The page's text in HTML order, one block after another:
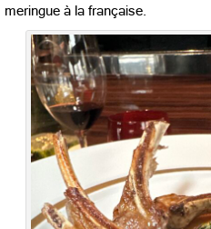
meringue à la française.